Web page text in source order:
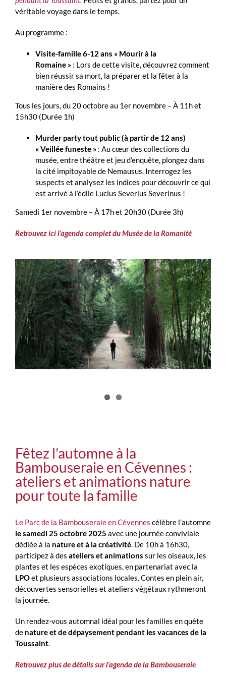
véritable voyage dans le temps.
Au programme :
Visite-famille 6-12 ans « Mourir à la
Romaine »: Lors de cette visite, découvrez comment
bien réussir sa mort, la préparer et la fêter à la
manière des Romains !
Tous les jours, du 20 octobre au 1er novembre – À 11h et
15h30 (Durée 1h)
Murder party tout public (à partir de 12 ans)
« Veillée funeste »: Au cœur des collections du
musée, entre théâtre et jeu d’enquête, plongez dans
la cité impitoyable de Nemausus. Interrogez les
suspects et analysez les indices pour découvrir ce qui
est arrivé à l’édile Lucius Severius Severinus !
Samedi 1er novembre – À 17h et 20h30 (Durée 3h)
Retrouvez ici l’agenda complet du Musée de la Romanité
Fêtez l’automne à la
Bambouseraie en Cévennes :
ateliers et animations nature
pour toute la famille
Le Parc de la Bambouseraie en Cévennes célèbre l’automne
le samedi 25 octobre 2025 avec une journée conviviale
dédiée à la nature et à la créativité. De 10h à 16h30,
participez à des ateliers et animations sur les oiseaux, les
plantes et les espèces exotiques, en partenariat avec la
LPOet plusieurs associations locales. Contes en plein air,
découvertes sensorielles et ateliers végétaux rythmeront
la journée.
Un rendez-vous automnal idéal pour les familles en quête
de nature et de dépaysement pendant les vacances de la
Toussaint.
Retrouvez plus de détails sur l’agenda de la Bambouseraie